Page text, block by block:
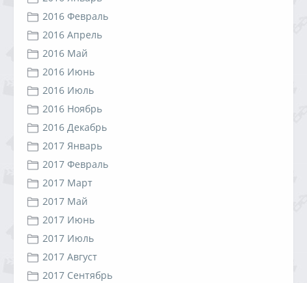
2016 Февраль
2016 Апрель
2016 Май
2016 Июнь
2016 Июль
2016 Ноябрь
2016 Декабрь
2017 Январь
2017 Февраль
2017 Март
2017 Май
2017 Июнь
2017 Июль
2017 Август
2017 Сентябрь